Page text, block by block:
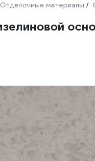
Отделочные материалы /